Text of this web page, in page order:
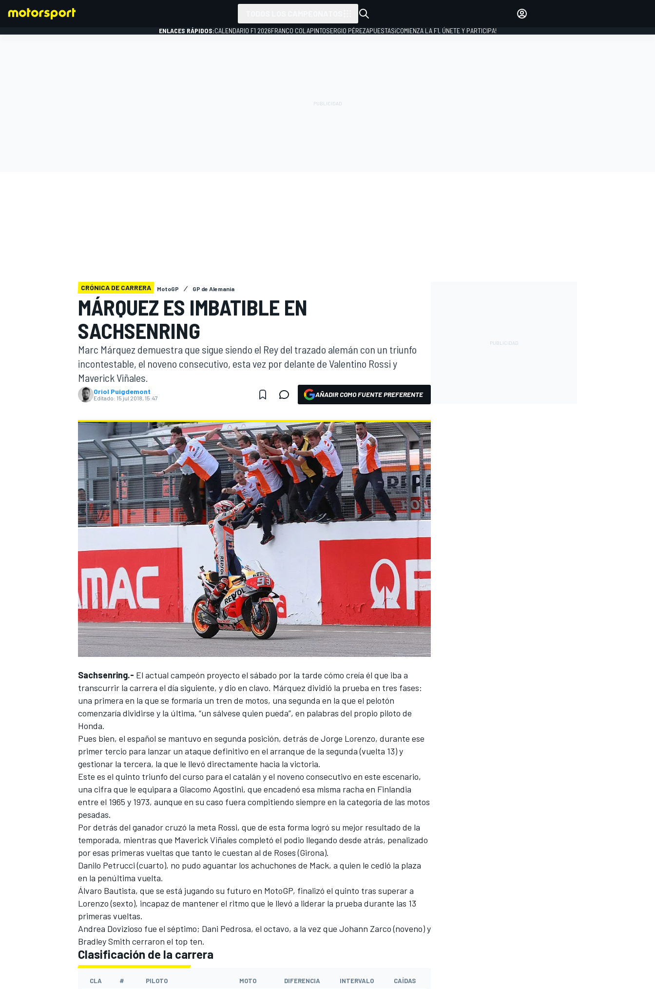
MOTOGP
NASCAR CUP
WRC
INICIAR SESIÓN
ENLACES RÁPIDOS:CALENDARIO F1 2026FRANCO COLAPINTOSERGIO PÉREZAPUESTAS¡COMIENZA LA F1, ÚNETE Y PARTICIPA!
CRÓNICA DE CARRERA MotoGP GP de Alemania
MÁRQUEZ ES IMBATIBLE EN
SACHSENRING
Marc Márquez demuestra que sigue siendo el Rey del trazado alemán con un triunfo
incontestable, el noveno consecutivo, esta vez por delante de Valentino Rossi y
Maverick Viñales.
Oriol Puigdemont
Editado: 15 jul 2018, 15:47 AÑADIR COMO FUENTE PREFERENTE
Sachsenring.- El actual campeón proyecto el sábado por la tarde cómo creía él que iba a
transcurrir la carrera el día siguiente, y dio en clavo. Márquez dividió la prueba en tres fases:
una primera en la que se formaría un tren de motos, una segunda en la que el pelotón
comenzaría dividirse y la última, “un sálvese quien pueda”, en palabras del propio piloto de
Honda.
Pues bien, el español se mantuvo en segunda posición, detrás de Jorge Lorenzo, durante ese
primer tercio para lanzar un ataque definitivo en el arranque de la segunda (vuelta 13) y
gestionar la tercera, la que le llevó directamente hacia la victoria.
Este es el quinto triunfo del curso para el catalán y el noveno consecutivo en este escenario,
una cifra que le equipara a Giacomo Agostini, que encadenó esa misma racha en Finlandia
entre el 1965 y 1973, aunque en su caso fuera compitiendo siempre en la categoría de las motos
pesadas.
Por detrás del ganador cruzó la meta Rossi, que de esta forma logró su mejor resultado de la
temporada, mientras que Maverick Viñales completó el podio llegando desde atrás, penalizado
por esas primeras vueltas que tanto le cuestan al de Roses (Girona).
Danilo Petrucci (cuarto), no pudo aguantar los achuchones de Mack, a quien le cedió la plaza
en la penúltima vuelta.
Álvaro Bautista, que se está jugando su futuro en MotoGP, finalizó el quinto tras superar a
Lorenzo (sexto), incapaz de mantener el ritmo que le llevó a liderar la prueba durante las 13
primeras vueltas.
Andrea Dovizioso fue el séptimo; Dani Pedrosa, el octavo, a la vez que Johann Zarco (noveno) y
Bradley Smith cerraron el top ten.
Clasificación de la carrera
CLA # PILOTO MOTO DIFERENCIA INTERVALO CAÍDAS